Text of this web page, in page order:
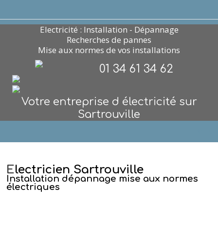
Electricité : Installation - Dépannage
Recherches de pannes
Mise aux normes de vos installations
01 34 61 34 62
Votre entreprise d électricité sur
Sartrouville
Electricien Sartrouville
Installation dépannage mise aux normes
électriques